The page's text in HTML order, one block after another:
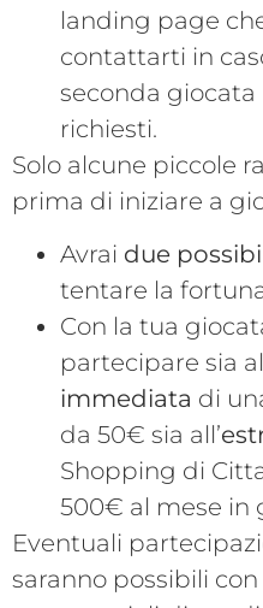
landing page
contattarti in
seconda giocata
richiesti.
Solo alcune piccole
prima di iniziare a
Avrai due
tentare la
Con la tua
partecipare sia
immediata di
da 50€ sia all’
Shopping di
500€ al mese in
Eventuali
saranno possibili